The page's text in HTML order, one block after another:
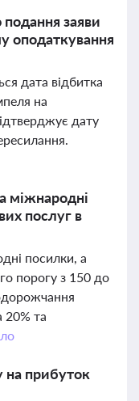
заяви
оподаткування
дата відбитка
на
дату
міжнародні
послуг в
посилки, а
порогу з 150 до
20% та
на прибуток